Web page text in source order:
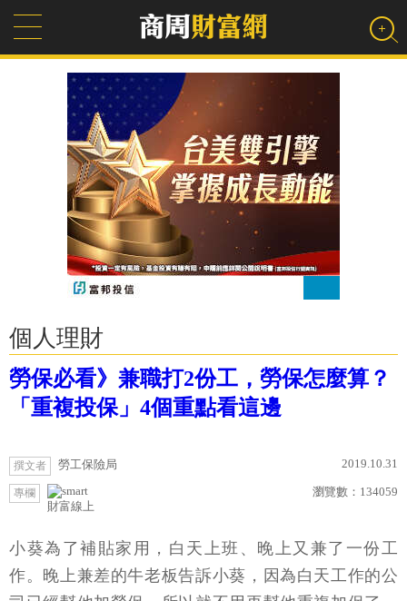
個人理財
勞保必看》兼職打2份工，勞保怎麼算？
「重複投保」4個重點看這邊
撰文者 勞工保險局 2019.10.31
專欄
財富線上
瀏覽數： 134059
小葵為了補貼家用，白天上班、晚上又兼了一份工
作。晚上兼差的牛老板告訴小葵，因為白天工作的公